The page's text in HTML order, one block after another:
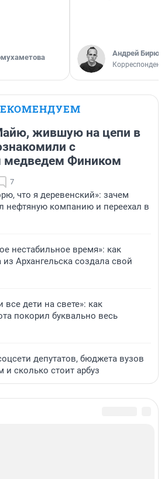
Андрей
Корреспондент
жившую на цепи в
с
медведем Фиником
7
что я деревенский»: зачем
нефтяную компанию и переехал в
нестабильное время»: как
Архангельска создала свой
дети на свете»: как
покорил буквально весь
депутатов, бюджета вузов
и сколько стоит арбуз